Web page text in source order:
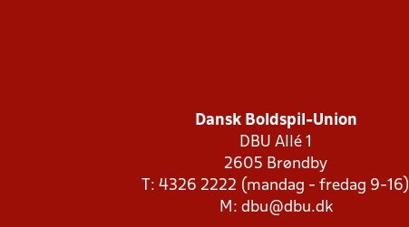
Dansk Boldspil-Union
DBU Allé 1
2605 Brøndby
T: 4326 2222 (mandag - fredag 9-16)
M: dbu@dbu.dk